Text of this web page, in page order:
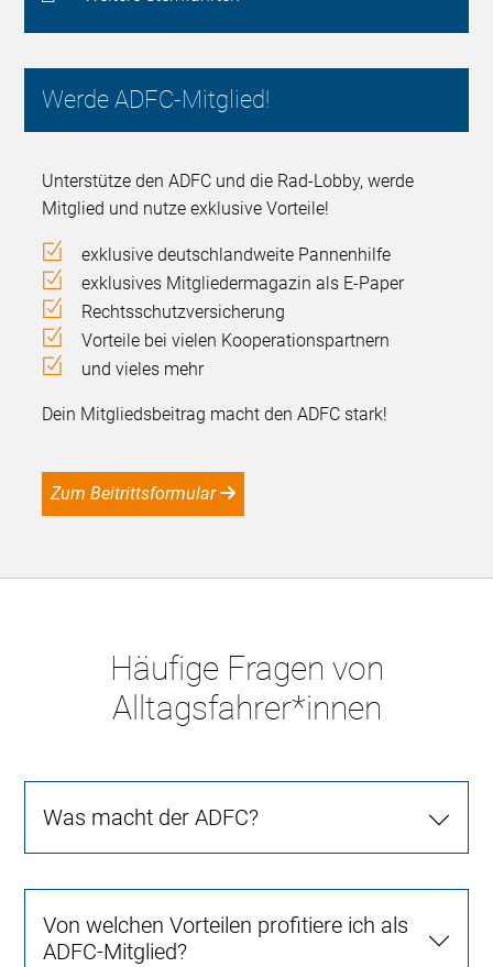
Werde ADFC-Mitglied!
Unterstütze den ADFC und die Rad-Lobby, werde
Mitglied und nutze exklusive Vorteile!
exklusive deutschlandweite Pannenhilfe
exklusives Mitgliedermagazin als E-Paper
Rechtsschutzversicherung
Vorteile bei vielen Kooperationspartnern
und vieles mehr
Dein Mitgliedsbeitrag macht den ADFC stark!
Zum Beitrittsformular
Häufige Fragen von
Alltagsfahrer*innen
Was macht der ADFC?
Von welchen Vorteilen profitiere ich als
ADFC-Mitglied?